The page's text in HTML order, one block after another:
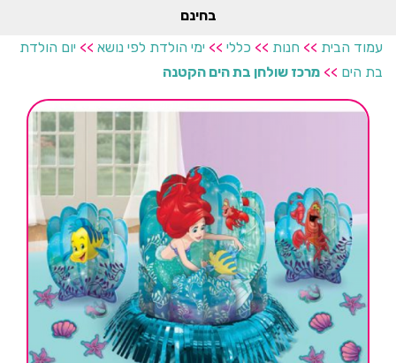
בחינם
עמוד הבית >> חנות >> כללי >> ימי הולדת לפי נושא >> יום הולדת
בת הים >> מרכז שולחן בת הים הקטנה